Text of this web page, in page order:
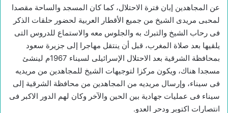
عن المجاهدين إبان فترة الاحتلال، كما كان المسجد والساحة مقصدا
لمحبى مريدى الشيخ من جميع الأقطار العربية لحضور حلقات الذكر
فى رحاب الشيخ والتبرك به والجلوس معه والاستماع للدروس التى
يلقيها بعد صلاة المغرب، قبل أن ينتقل مهاجرا إلى جزيرة سعود
بمحافظة الشرقية بعد الاحتلال الإسرائيلى لسيناء 1967م لينشئ
مسجدا هناك، ويكون مركزا لتوجيهات الشيخ للمجاهدين من مريديه
فى سيناء، وإرسال مريديه من المجاهدين من محافظة الشرقية إلى
سيناء فى عمليات جهادية بين الحين والآخر وكان لهم الدور الاكبر فى
انتصارات اكتوبر ودحر العدو.